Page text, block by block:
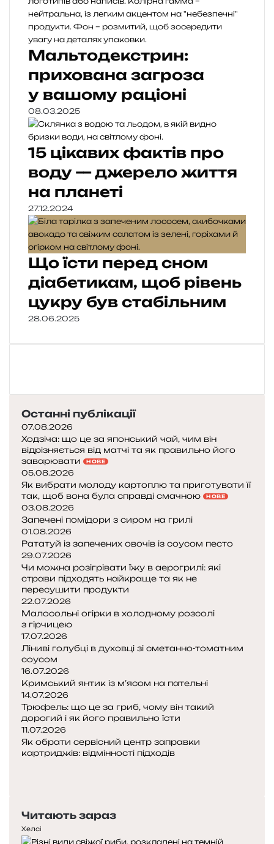
Мальтодекстрин:
прихована загроза
у вашому раціоні
08.03.2025
15 цікавих фактів про
воду — джерело життя
на планеті
27.12.2024
Що їсти перед сном
діабетикам, щоб рівень
цукру був стабільним
28.06.2025
Останні публікації
07.08.2026
Ходзіча: що це за японський чай, чим він
відрізняється від матчі та як правильно його
заварювати
НОВЕ
05.08.2026
Як вибрати молоду картоплю та приготувати її
так, щоб вона була справді смачною
НОВЕ
03.08.2026
Запечені помідори з сиром на грилі
01.08.2026
Рататуй із запечених овочів із соусом песто
29.07.2026
Чи можна розігрівати їжу в аерогрилі: які
страви підходять найкраще та як не
пересушити продукти
22.07.2026
Малосольні огірки в холодному розсолі
з гірчицею
17.07.2026
Ліниві голубці в духовці зі сметанно-томатним
соусом
16.07.2026
Кримський янтик із м’ясом на пательні
14.07.2026
Трюфель: що це за гриб, чому він такий
дорогий і як його правильно їсти
11.07.2026
Як обрати сервісний центр заправки
картриджів: відмінності підходів
Читають зараз
Хелсі